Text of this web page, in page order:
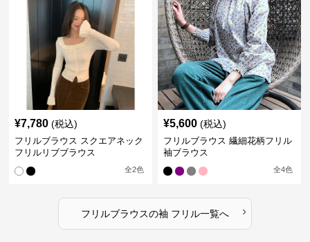
¥7,780 (税込)
フリルブラウス スクエアネック
フリルリブブラウス
全2色
¥5,600 (税込)
フリルブラウス 繊細花柄フリル
袖ブラウス
全4色
フリルブラウスの袖 フリル一覧へ ›